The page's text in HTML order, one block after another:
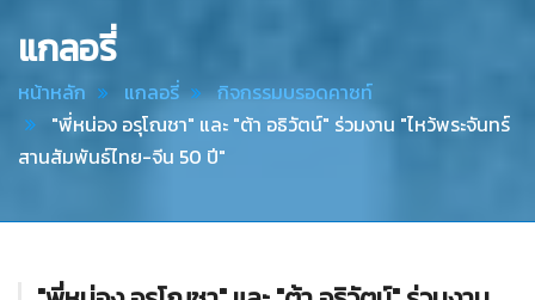
แกลอรี่
หน้าหลัก แกลอรี่
กิจกรรมบรอดคาซท์
"พี่หน่อง อรุโณชา" และ "ต้า อธิวัตน์" ร่วมงาน "ไหว้พระจันทร์
สานสัมพันธ์ไทย-จีน 50 ปี"